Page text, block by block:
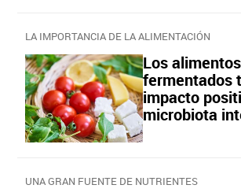
LA IMPORTANCIA DE LA ALIMENTACIÓN
Los alimentos
fermentados
impacto
microbiota
UNA GRAN FUENTE DE NUTRIENTES